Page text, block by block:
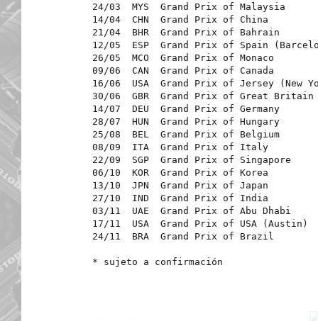
24/03  MYS  Grand Prix of Malaysia
14/04  CHN  Grand Prix of China
21/04  BHR  Grand Prix of Bahrain
12/05  ESP  Grand Prix of Spain
26/05  MCO  Grand Prix of Monaco
09/06  CAN  Grand Prix of Canada
16/06  USA  Grand Prix of Jersey (New
30/06  GBR  Grand Prix of Great Britain
14/07  DEU  Grand Prix of Germany
28/07  HUN  Grand Prix of Hungary
25/08  BEL  Grand Prix of Belgium
08/09  ITA  Grand Prix of Italy
22/09  SGP  Grand Prix of Singapore
06/10  KOR  Grand Prix of Korea
13/10  JPN  Grand Prix of Japan
27/10  IND  Grand Prix of India
03/11  UAE  Grand Prix of Abu Dhabi
17/11  USA  Grand Prix of USA (Austin)
24/11  BRA  Grand Prix of Brazil
* sujeto a confirmación